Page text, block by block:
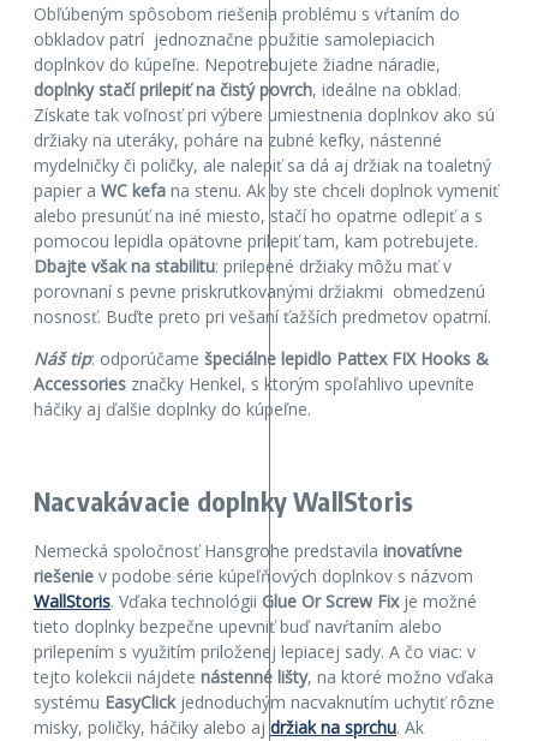
Obľúbeným spôsobom riešenia problému s vŕtaním do
obkladov patrí jednoznačne použitie samolepiacich
doplnkov do kúpeľne. Nepotrebujete žiadne náradie,
doplnky stačí prilepiť na čistý povrch, ideálne na obklad.
Získate tak voľnosť pri výbere umiestnenia doplnkov ako sú
držiaky na uteráky, poháre na zubné kefky, nástenné
mydelničky či poličky, ale nalepiť sa dá aj držiak na toaletný
papier a WC kefa na stenu. Ak by ste chceli doplnok vymeniť
alebo presunúť na iné miesto, stačí ho opatrne odlepiť a s
pomocou lepidla opätovne prilepiť tam, kam potrebujete.
Dbajte však na stabilitu: prilepené držiaky môžu mať v
porovnaní s pevne priskrutkovanými držiakmi obmedzenú
nosnosť. Buďte preto pri vešaní ťažších predmetov opatrní.
Náš tip: odporúčame špeciálne lepidlo Pattex FIX Hooks &
Accessories značky Henkel, s ktorým spoľahlivo upevníte
háčiky aj ďalšie doplnky do kúpeľne.
Nacvakávacie doplnky WallStoris
Nemecká spoločnosť Hansgrohe predstavila inovatívne
riešenie v podobe série kúpeľňových doplnkov s názvom
WallStoris. Vďaka technológii Glue Or Screw Fixje možné
tieto doplnky bezpečne upevniť buď navŕtaním alebo
prilepením s využitím priloženej lepiacej sady. A čo viac: v
tejto kolekcii nájdete nástenné lišty, na ktoré možno vďaka
systému EasyClickjednoduchým nacvaknutím uchytiť rôzne
misky, poličky, háčiky alebo aj držiak na sprchu. Ak